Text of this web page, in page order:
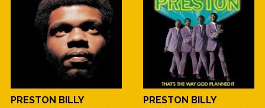
PRESTON BILLY PRESTON BILLY